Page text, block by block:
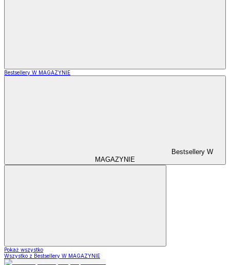
Bestsellery W MAGAZYNIE
Bestsellery W
MAGAZYNIE
Pokaż wszystko
Wszystko z Bestsellery W MAGAZYNIE